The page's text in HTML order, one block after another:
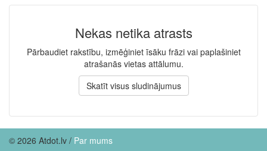
Nekas netika atrasts
Pārbaudiet rakstību, izmēģiniet īsāku frāzi vai paplašiniet
atrašanās vietas attālumu.
Skatīt visus sludinājumus
© 2026 Atdot.lv / Par mums